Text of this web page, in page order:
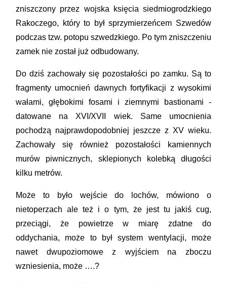
zniszczony przez wojska księcia siedmiogrodzkiego
Rakoczego, który to był sprzymierzeńcem Szwedów
podczas tzw. potopu szwedzkiego. Po tym zniszczeniu
zamek nie został już odbudowany.
Do dziś zachowały się pozostałości po zamku. Są to
fragmenty umocnień dawnych fortyfikacji z wysokimi
wałami, głębokimi fosami i ziemnymi bastionami -
datowane na XVI/XVII wiek. Same umocnienia
pochodzą najprawdopodobniej jeszcze z XV wieku.
Zachowały się również pozostałości kamiennych
murów piwnicznych, sklepionych kolebką długości
kilku metrów.
Może to było wejście do lochów, mówiono o
nietoperzach ale też i o tym, że jest tu jakiś cug,
przeciągi, że powietrze w miarę zdatne do
oddychania, może to był system wentylacji, może
nawet dwupoziomowe z wyjściem na zboczu
wzniesienia, może ….?